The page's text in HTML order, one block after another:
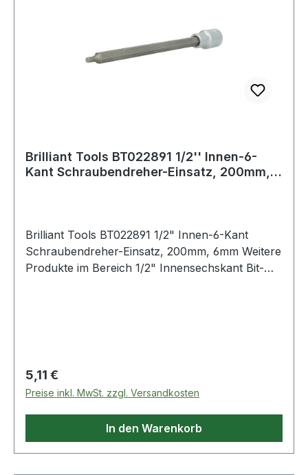
Brilliant Tools BT022891 1/2'' Innen-6-
Kant Schraubendreher-Einsatz, 200mm,
Brilliant Tools BT022891 1/2" Innen-6-Kant
Schraubendreher-Einsatz, 200mm, 6mm Weitere
Produkte im Bereich 1/2" Innensechskant Bit-
Regulärer Preis:
5,11 €
Preise inkl. MwSt. zzgl. Versandkosten
In den Warenkorb